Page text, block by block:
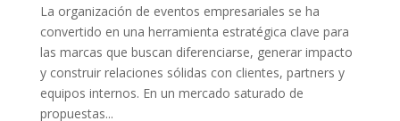
La organización de eventos empresariales se ha
convertido en una herramienta estratégica clave para
las marcas que buscan diferenciarse, generar impacto
y construir relaciones sólidas con clientes, partners y
equipos internos. En un mercado saturado de
propuestas...